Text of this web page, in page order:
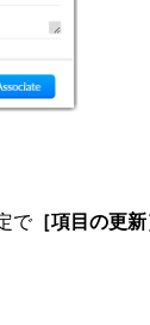
で［項目の更新